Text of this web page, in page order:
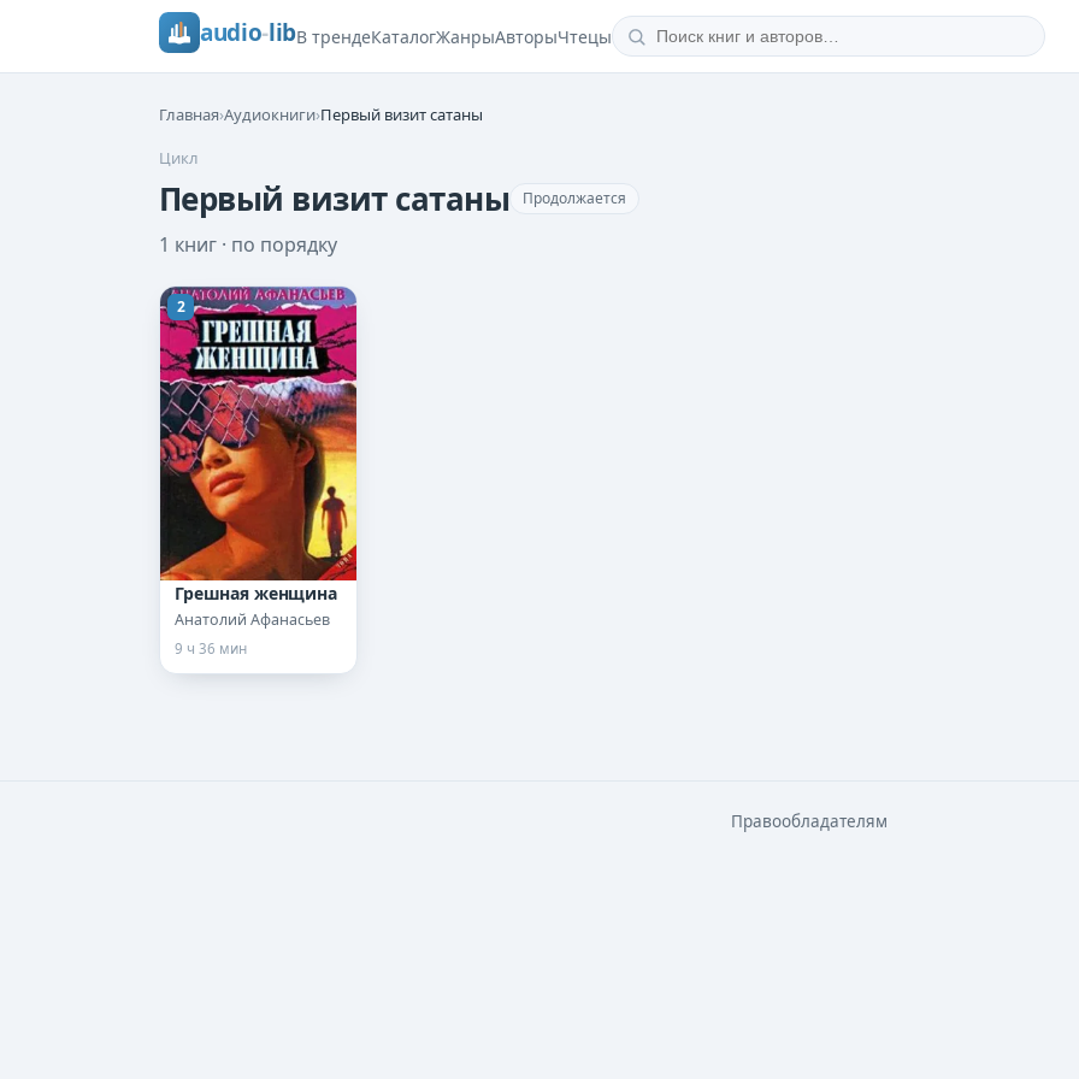
audio-libВ трендеКаталогЖанрыАвторыЧтецы
Главная›Аудиокниги›Первый визит сатаны
Цикл
Первый визит сатаны Продолжается
1 книг · по порядку
2
Грешная женщина
Анатолий Афанасьев
9 ч 36 мин
Правообладателям